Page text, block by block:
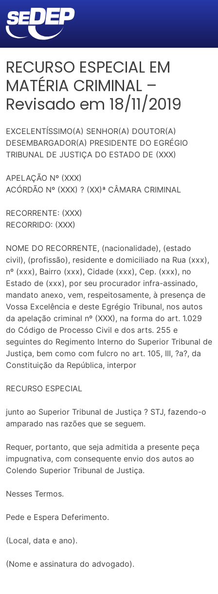
RECURSO ESPECIAL EM
MATÉRIA CRIMINAL –
Revisado em 18/11/2019
EXCELENTÍSSIMO(A) SENHOR(A) DOUTOR(A)
DESEMBARGADOR(A) PRESIDENTE DO EGRÉGIO
TRIBUNAL DE JUSTIÇA DO ESTADO DE (XXX)
APELAÇÃO Nº (XXX)
ACÓRDÃO Nº (XXX) ? (XX)ª CÂMARA CRIMINAL
RECORRENTE: (XXX)
RECORRIDO: (XXX)
NOME DO RECORRENTE, (nacionalidade), (estado
civil), (profissão), residente e domiciliado na Rua (xxx),
nº (xxx), Bairro (xxx), Cidade (xxx), Cep. (xxx), no
Estado de (xxx), por seu procurador infra-assinado,
mandato anexo, vem, respeitosamente, à presença de
Vossa Excelência e deste Egrégio Tribunal, nos autos
da apelação criminal nº (XXX), na forma do art. 1.029
do Código de Processo Civil e dos arts. 255 e
seguintes do Regimento Interno do Superior Tribunal de
Justiça, bem como com fulcro no art. 105, III, ?a?, da
Constituição da República, interpor
RECURSO ESPECIAL
junto ao Superior Tribunal de Justiça ? STJ, fazendo-o
amparado nas razões que se seguem.
Requer, portanto, que seja admitida a presente peça
impugnativa, com consequente envio dos autos ao
Colendo Superior Tribunal de Justiça.
Nesses Termos.
Pede e Espera Deferimento.
(Local, data e ano).
(Nome e assinatura do advogado).